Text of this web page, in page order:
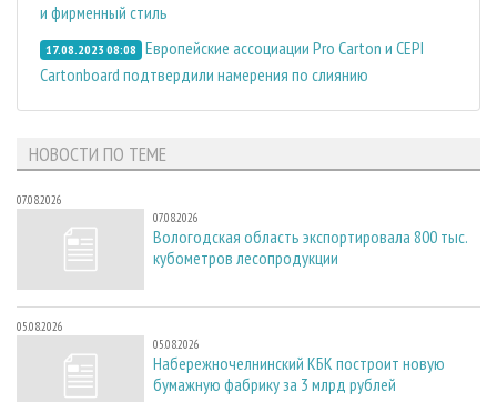
и фирменный стиль
17.08.2023 08:08 Европейские ассоциации Pro Carton и CEPI
Cartonboard подтвердили намерения по слиянию
НОВОСТИ ПО ТЕМЕ
07.08.2026
07.08.2026
Вологодская область экспортировала 800 тыс.
кубометров лесопродукции
05.08.2026
05.08.2026
Набережночелнинский КБК построит новую
бумажную фабрику за 3 млрд рублей